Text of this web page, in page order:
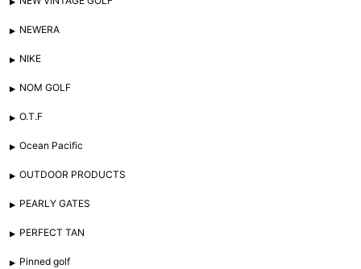
NEWERA
NIKE
NOM GOLF
O.T.F
Ocean Pacific
OUTDOOR PRODUCTS
PEARLY GATES
PERFECT TAN
Pinned golf